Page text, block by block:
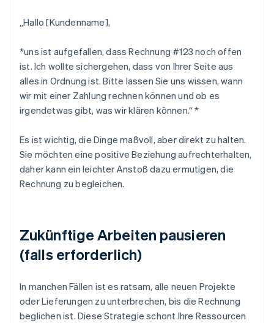
„Hallo [Kundenname],
*uns ist aufgefallen, dass Rechnung #123 noch offen
ist. Ich wollte sichergehen, dass von Ihrer Seite aus
alles in Ordnung ist. Bitte lassen Sie uns wissen, wann
wir mit einer Zahlung rechnen können und ob es
irgendetwas gibt, was wir klären können.“ *
Es ist wichtig, die Dinge maßvoll, aber direkt zu halten.
Sie möchten eine positive Beziehung aufrechterhalten,
daher kann ein leichter Anstoß dazu ermutigen, die
Rechnung zu begleichen.
Zukünftige Arbeiten pausieren
(falls erforderlich)
In manchen Fällen ist es ratsam, alle neuen Projekte
oder Lieferungen zu unterbrechen, bis die Rechnung
beglichen ist. Diese Strategie schont Ihre Ressourcen